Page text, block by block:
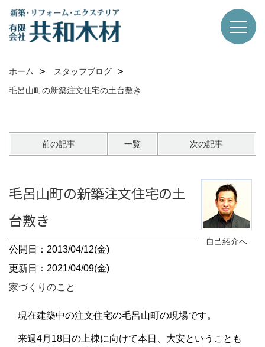
ホーム
スタッフブログ
毛呂山町の新築注文住宅の土台敷き
前の記事 一覧 次の記事
自己紹介へ
毛呂山町の新築注文住宅の土
台敷き
公開日：2013/04/12(金)
更新日：2021/04/09(金)
家づくりのこと
現在建築中の注文住宅の毛呂山町の現場です。
来週4月18日の上棟に向けて本日、大安ということも